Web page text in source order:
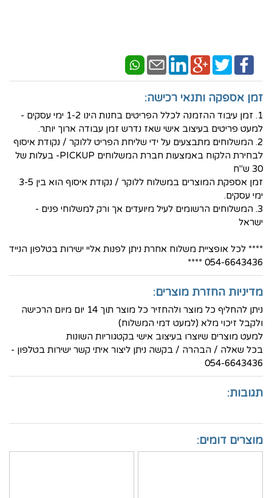
זמן אספקה ותנאי רכישה:
1. זמן עיבוד ההזמנה לכלל הפריטים בחנות הינו 1-2 ימי עסקים -
למעט פריטים בעיצוב אישי שאז נדרש זמן עבודה ארוך יותר.
2. המשלוחים מתבצעים על ידי שליחת הפריט ללוקר / נקודת איסוף
לבחירת הלקוח באמצעות חברת המשלוחים PICKUP- בעלות של
30 ש"ח
זמן אספקת המוצרים במשלוח ללוקר / נקודת איסוף הוא בין 3-5
ימי עסקים.
3. המשלוחים הרשומים לעיל מיועדים אך ורק למשלוחי פנים -
ישראל
**** לכל אופציית משלוח אחרת ניתן לפנות אליי ישירות בטלפון הנייד
054-6643436 ****
מדיניות החזרת מוצרים:
ניתן להחליף כל מוצר ולהחזיר כל מוצר תוך 14 יום מיום הרכישה
ולקבל זיכוי מלא (למעט דמי המשלוח)
למעט מוצרים שיוצרו בעיצוב אישי בקטגוריות השונות
בכל שאלה / הבהרה / בקשה ניתן ליצור איתי קשר ישירות בטלפון -
054-6643436
תגובות:
מוצרים דומים: